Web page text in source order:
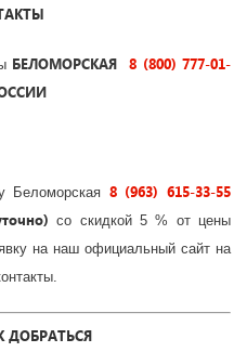
БЕЛОМОРСКАЯ
8 (800) 777-01-
Беломорская 8 (963) 615-33-55
со скидкой 5 % от цены
на наш официальный сайт на
ДОБРАТЬСЯ